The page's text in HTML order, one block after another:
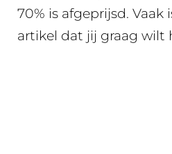
70% is afgeprijsd.
artikel dat jij graag wilt